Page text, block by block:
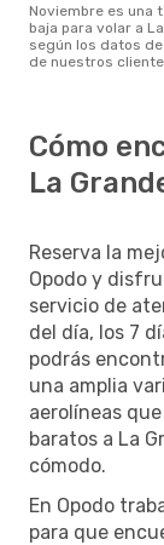
noviembre es una temporada
baja para volar a
según los datos
de nuestros
Cómo
La
Reserva la
Opodo y
servicio de
del día, los 7
podrás
una amplia
aerolíneas
baratos a La
cómodo.
En Opodo
para que